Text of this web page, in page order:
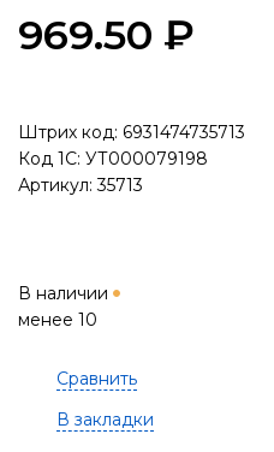
969.50 ₽
Штрих код: 6931474735713
Код 1С: УТ000079198
Артикул: 35713
В наличии
менее 10
Сравнить
В закладки